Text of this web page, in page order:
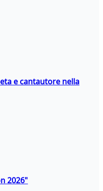
e cantautore nella
2026"